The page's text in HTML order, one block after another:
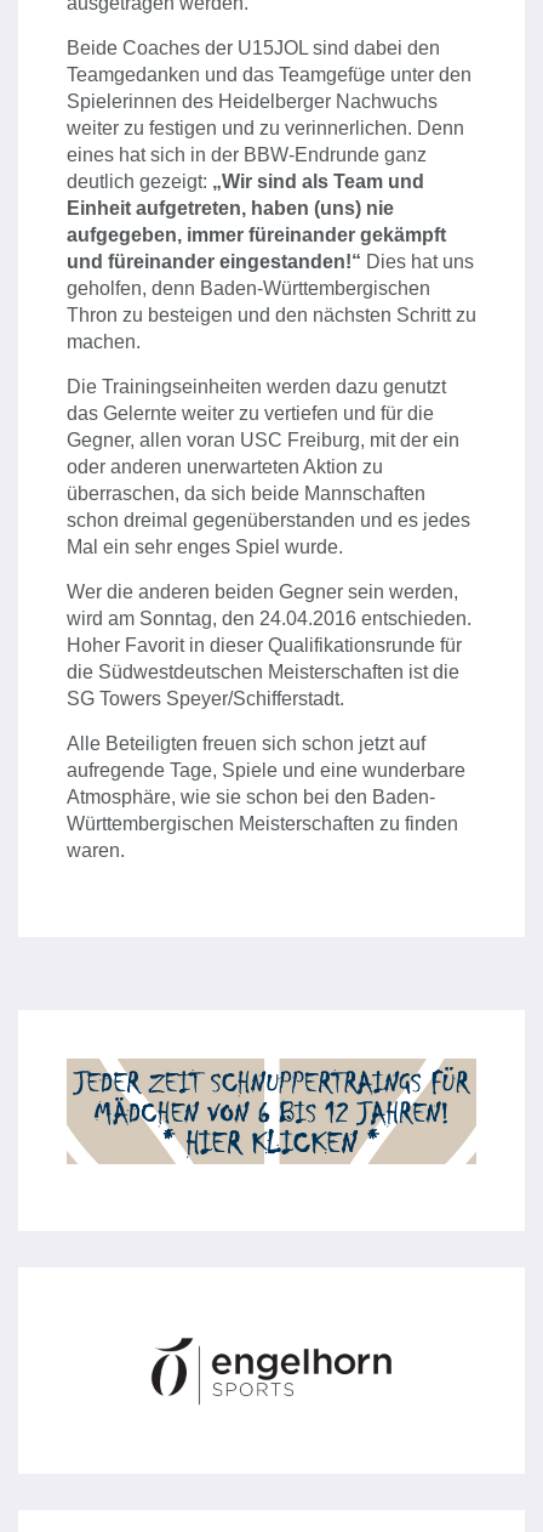
Beide Coaches der U15JOL sind dabei den
Teamgedanken und das Teamgefüge unter den
Spielerinnen des Heidelberger Nachwuchs
weiter zu festigen und zu verinnerlichen. Denn
eines hat sich in der BBW-Endrunde ganz
deutlich gezeigt: „Wir sind als Team und
Einheit aufgetreten, haben (uns) nie
aufgegeben, immer füreinander gekämpft
und füreinander eingestanden!“ Dies hat uns
geholfen, denn Baden-Württembergischen
Thron zu besteigen und den nächsten Schritt zu
machen.
Die Trainingseinheiten werden dazu genutzt
das Gelernte weiter zu vertiefen und für die
Gegner, allen voran USC Freiburg, mit der ein
oder anderen unerwarteten Aktion zu
überraschen, da sich beide Mannschaften
schon dreimal gegenüberstanden und es jedes
Mal ein sehr enges Spiel wurde.
Wer die anderen beiden Gegner sein werden,
wird am Sonntag, den 24.04.2016 entschieden.
Hoher Favorit in dieser Qualifikationsrunde für
die Südwestdeutschen Meisterschaften ist die
SG Towers Speyer/Schifferstadt.
Alle Beteiligten freuen sich schon jetzt auf
aufregende Tage, Spiele und eine wunderbare
Atmosphäre, wie sie schon bei den Baden-
Württembergischen Meisterschaften zu finden
waren.